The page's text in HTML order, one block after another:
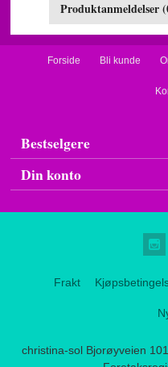
Produktanmeldelser
Forside Bli kunde
Bestselgere
Din konto
Frakt
christina-sol Bjorøyveien